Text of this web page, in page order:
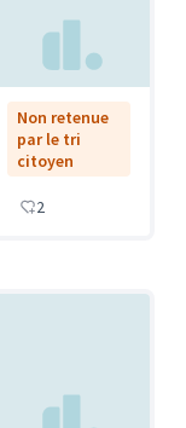
Non retenue
par le tri
citoyen
2